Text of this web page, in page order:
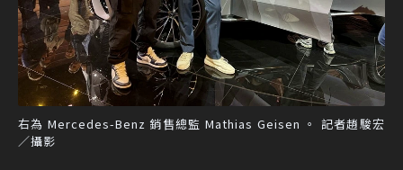
右為 Mercedes-Benz 銷售總監 Mathias Geisen 。 記者趙駿宏
／攝影